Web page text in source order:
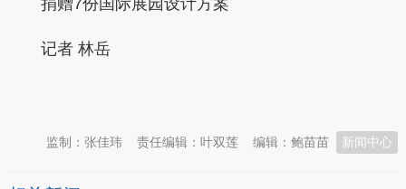
捐赠7份国际展园设计方案
记者 林岳
新闻中心
编辑：鲍苗苗
责任编辑：叶双莲
监制：张佳玮